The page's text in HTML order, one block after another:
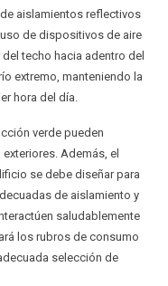
aislamientos reflectivos
uso de dispositivos de aire
techo hacia adentro del
extremo, manteniendo la
hora del día.
verde pueden
Además, el
se debe diseñar para
de aislamiento y
saludablemente
los rubros de consumo
selección de